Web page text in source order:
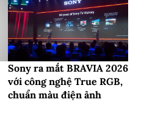
Sony ra mắt BRAVIA 2026
với công nghệ True RGB,
chuẩn màu điện ảnh